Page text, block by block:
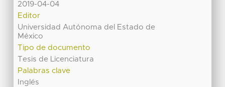
2019-04-04
Editor
Universidad Autónoma del Estado de
México
Tipo de documento
Tesis de Licenciatura
Palabras clave
Inglés